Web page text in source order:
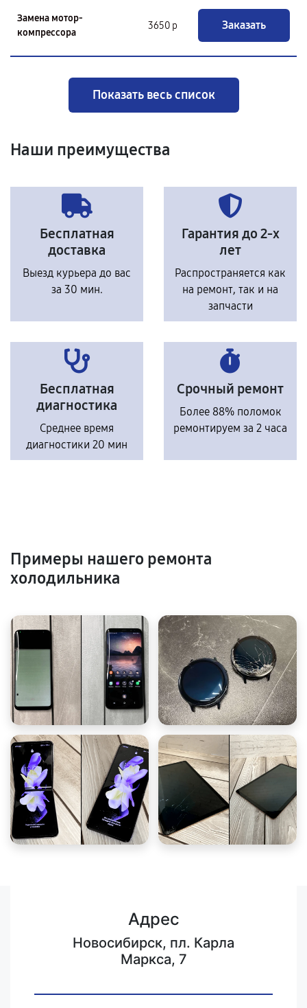
Замена мотор-
компрессора
3650 р Заказать
Показать весь список
Наши преимущества
Бесплатная
доставка
Выезд курьера до вас
за 30 мин.
Гарантия до 2-х
лет
Распространяется как
на ремонт, так и на
запчасти
Бесплатная
диагностика
Среднее время
диагностики 20 мин
Срочный ремонт
Более 88% поломок
ремонтируем за 2 часа
Примеры нашего ремонта
холодильника
Адрес
Новосибирск, пл. Карла
Маркса, 7